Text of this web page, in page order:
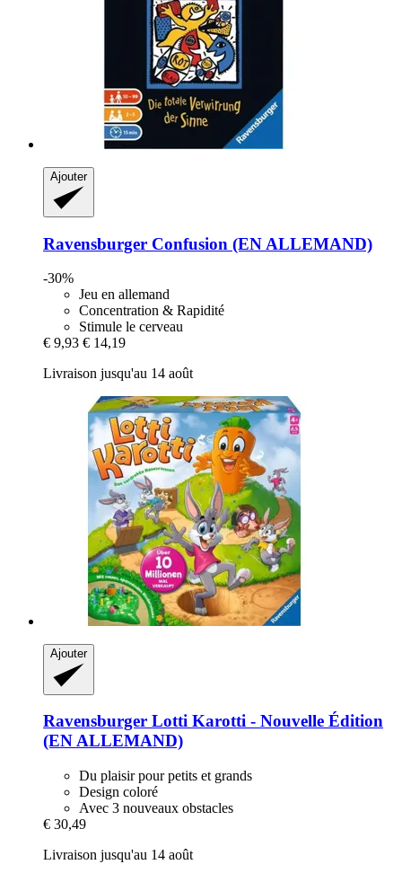
Ajouter
Ravensburger Confusion (EN ALLEMAND)
-30%
Jeu en allemand
Concentration & Rapidité
Stimule le cerveau
€ 9,93 € 14,19
Livraison jusqu'au 14 août
Ajouter
Ravensburger Lotti Karotti -​ Nouvelle Édition
(EN ALLEMAND)
Du plaisir pour petits et grands
Design coloré
Avec 3 nouveaux obstacles
€ 30,49
Livraison jusqu'au 14 août